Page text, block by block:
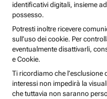
identificativi digitali, insieme
possesso.
Potresti inoltre ricevere
sull’uso dei cookie. Per
eventualmente disattivarli,
e Cookie.
Ti ricordiamo che
interessi non impedirà la
che tuttavia non saranno